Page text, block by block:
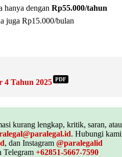
hanya dengan Rp55.000/tahun
juga Rp15.000/bulan
4 Tahun 2025 PDF
kurang lengkap, kritik, saran, atau
. Hubungi kami
, dan Instagram @paralegalid
Telegram +62851-5667-7590